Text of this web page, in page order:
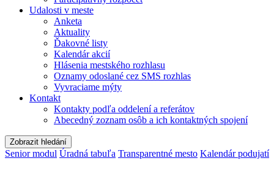
Udalosti v meste
Anketa
Aktuality
Ďakovné listy
Kalendár akcií
Hlásenia mestského rozhlasu
Oznamy odoslané cez SMS rozhlas
Vyvraciame mýty
Kontakt
Kontakty podľa oddelení a referátov
Abecedný zoznam osôb a ich kontaktných spojení
Zobrazit hledání
Senior modul Úradná tabuľa Transparentné mesto Kalendár podujatí